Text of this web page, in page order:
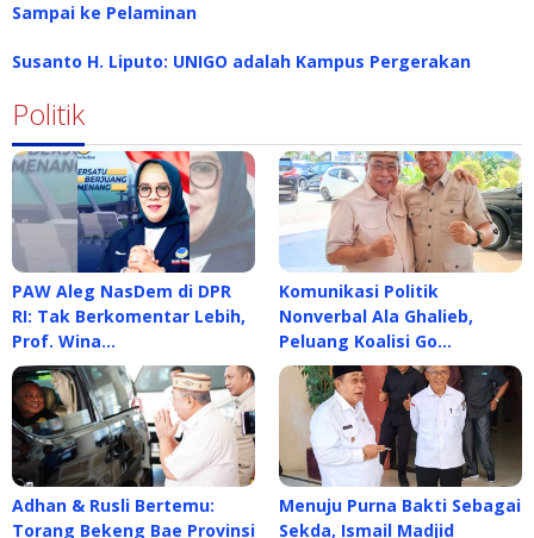
Sampai ke Pelaminan
Susanto H. Liputo: UNIGO adalah Kampus Pergerakan
Politik
PAW Aleg NasDem di DPR
RI: Tak Berkomentar Lebih,
Prof. Wina…
Komunikasi Politik
Nonverbal Ala Ghalieb,
Peluang Koalisi Go…
Adhan & Rusli Bertemu:
Torang Bekeng Bae Provinsi
Menuju Purna Bakti Sebagai
Sekda, Ismail Madjid